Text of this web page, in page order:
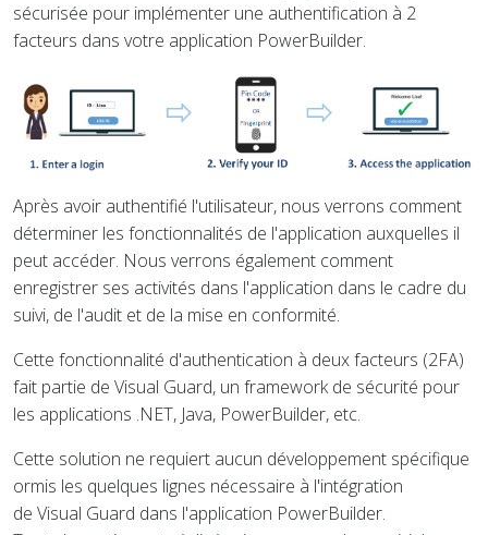
sécurisée pour implémenter une authentification à 2
facteurs dans votre application PowerBuilder.
Après avoir authentifié l'utilisateur, nous verrons comment
déterminer les fonctionnalités de l'application auxquelles il
peut accéder. Nous verrons également comment
enregistrer ses activités dans l'application dans le cadre du
suivi, de l'audit et de la mise en conformité.
Cette fonctionnalité d'authentication à deux facteurs (2FA)
fait partie de Visual Guard, un framework de sécurité pour
les applications .NET, Java, PowerBuilder, etc.
Cette solution ne requiert aucun développement spécifique
ormis les quelques lignes nécessaire à l'intégration
de Visual Guard dans l'application PowerBuilder.